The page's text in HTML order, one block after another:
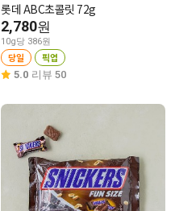
롯데 ABC초콜릿 72g
2,780원
10g당 386원
당일 픽업
5.0 리뷰 50